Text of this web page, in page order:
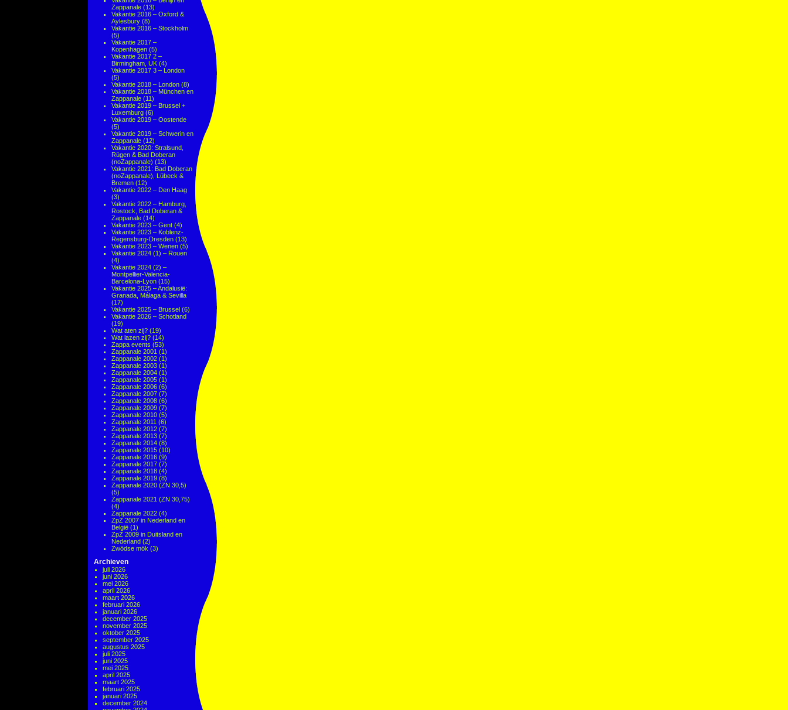
Zappanale (13)
Vakantie 2016 – Oxford &
Aylesbury (8)
Vakantie 2016 – Stockholm
(5)
Vakantie 2017 –
Kopenhagen (5)
Vakantie 2017 2 –
Birmingham, UK (4)
Vakantie 2017 3 – London
(5)
Vakantie 2018 – London (8)
Vakantie 2018 – München en
Zappanale (11)
Vakantie 2019 – Brussel +
Luxemburg (6)
Vakantie 2019 – Oostende
(5)
Vakantie 2019 – Schwerin en
Zappanale (12)
Vakantie 2020: Stralsund,
Rügen & Bad Doberan
(noZappanale) (13)
Vakantie 2021: Bad Doberan
(noZappanale), Lübeck &
Bremen (12)
Vakantie 2022 – Den Haag
(3)
Vakantie 2022 – Hamburg,
Rostock, Bad Doberan &
Zappanale (14)
Vakantie 2023 – Gent (4)
Vakantie 2023 – Koblenz-
Regensburg-Dresden (13)
Vakantie 2023 – Wenen (5)
Vakantie 2024 (1) – Rouen
(4)
Vakantie 2024 (2) –
Montpellier-Valencia-
Barcelona-Lyon (15)
Vakantie 2025 – Andalusië:
Granada, Málaga & Sevilla
(17)
Vakantie 2025 – Brussel (6)
Vakantie 2026 – Schotland
(19)
Wat aten zij? (19)
Wat lazen zij? (14)
Zappa events (53)
Zappanale 2001 (1)
Zappanale 2002 (1)
Zappanale 2003 (1)
Zappanale 2004 (1)
Zappanale 2005 (1)
Zappanale 2006 (6)
Zappanale 2007 (7)
Zappanale 2008 (6)
Zappanale 2009 (7)
Zappanale 2010 (5)
Zappanale 2011 (6)
Zappanale 2012 (7)
Zappanale 2013 (7)
Zappanale 2014 (8)
Zappanale 2015 (10)
Zappanale 2016 (9)
Zappanale 2017 (7)
Zappanale 2018 (4)
Zappanale 2019 (8)
Zappanale 2020 (ZN 30,5)
(5)
Zappanale 2021 (ZN 30,75)
(4)
Zappanale 2022 (4)
ZpZ 2007 in Nederland en
België (1)
ZpZ 2009 in Duitsland en
Nederland (2)
Zwödse mök (3)
Archieven
juli 2026
juni 2026
mei 2026
april 2026
maart 2026
februari 2026
januari 2026
december 2025
november 2025
oktober 2025
september 2025
augustus 2025
juli 2025
juni 2025
mei 2025
april 2025
maart 2025
februari 2025
januari 2025
december 2024